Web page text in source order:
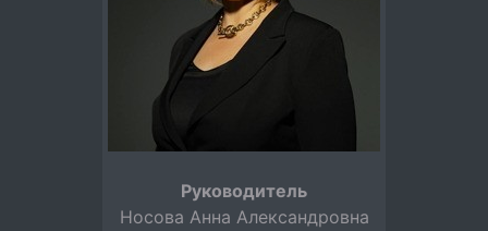
Руководитель
Носова Анна Александровна